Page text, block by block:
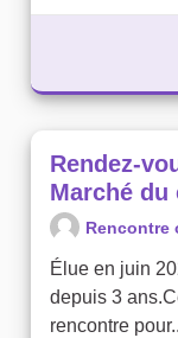
Rendez-
Marché du
Rencontre
Élue en juin
depuis 3
rencontre